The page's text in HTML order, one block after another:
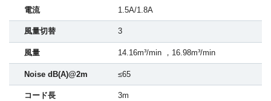
電流 1.5A/1.8A
風量切替 3
風量 14.16m³/min ，16.98m³/min
Noise dB(A)@2m ≤65
コード長 3m